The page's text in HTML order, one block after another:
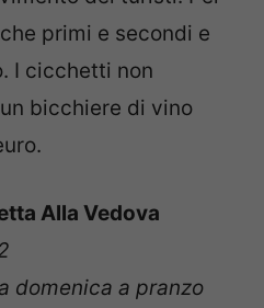
primi e secondi e
I cicchetti non
bicchiere di vino
Alla Vedova
domenica a pranzo